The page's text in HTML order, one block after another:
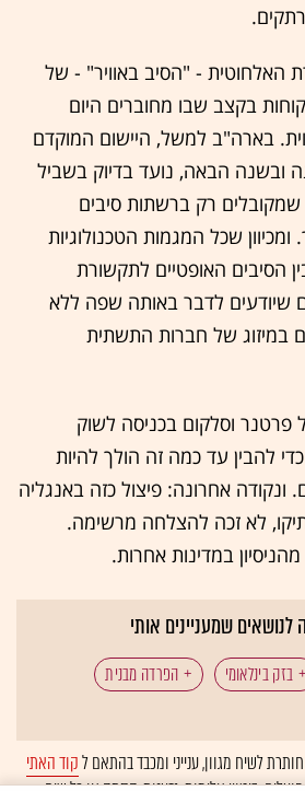
האלחוטית - "הסיב באוויר" - של
לקוחות בקצב שבו מחוברים היום
בארה"ב למשל, היישום המוקדם
ובשנה הבאה, נועד בדיוק בשביל
רק ברשתות סיבים
ומכיוון שכל המגמות הטכנולוגיות
הסיבים האופטיים לתקשורת
שיודעים לדבר באותה שפה ללא
במיזוג של חברות התשתית
פרטנר וסלקום בכניסה לשוק
כדי להבין עד כמה זה הולך להיות
אחרונה: פיצול כזה באנגליה
לא זכה להצלחה מרשימה.
במדינות אחרות.
לנושאים שמעניינים אותי
בזק בינלאומי הפרדה מבנית
לשיח מגוון, ענייני ומכבד בהתאם לקוד האתי